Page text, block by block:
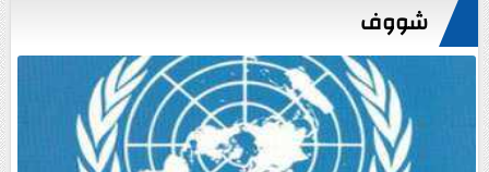
شووف